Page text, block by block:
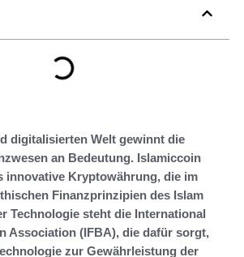
digitalisierten Welt gewinnt die
an Bedeutung. Islamiccoin
innovative Kryptowährung, die im
Finanzprinzipien des Islam
Technologie steht die International
Association (IFBA), die dafür sorgt,
zur Gewährleistung der